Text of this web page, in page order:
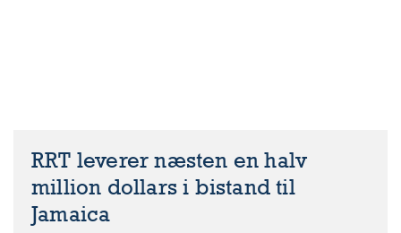
RRT leverer næsten en halv
million dollars i bistand til
Jamaica